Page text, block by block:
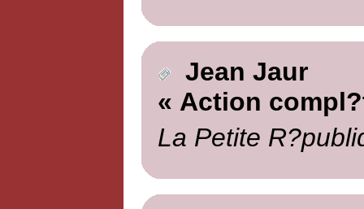
Jean Jaur
« Action
La Petite